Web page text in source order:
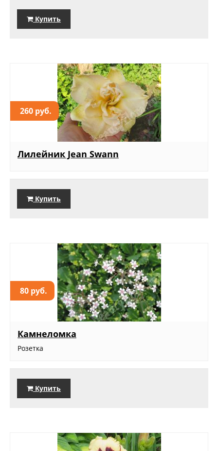
Купить
260 руб.
Лилейник Jean Swann
Купить
80 руб.
Камнеломка
Розетка
Купить